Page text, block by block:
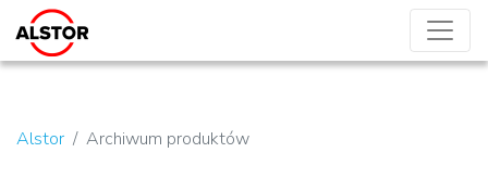
Alstor Archiwum produktów